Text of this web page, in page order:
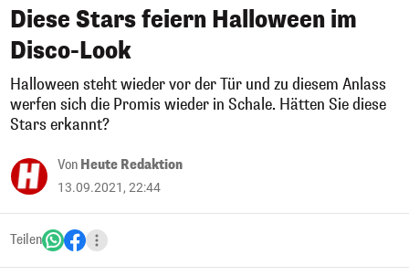
Diese Stars feiern Halloween im
Disco-Look
Halloween steht wieder vor der Tür und zu diesem Anlass
werfen sich die Promis wieder in Schale. Hätten Sie diese
Stars erkannt?
Von Heute Redaktion
13.09.2021, 22:44
Teilen